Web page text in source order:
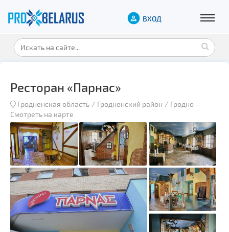
ВХОД
Ресторан «Парнас»
Гродненская область Гродненский район Гродно —
Смотреть на карте